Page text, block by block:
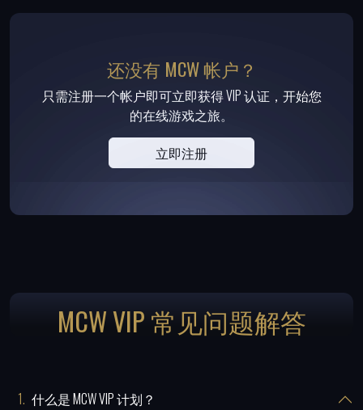
还没有 MCW 帐户？
只需注册一个帐户即可立即获得 VIP 认证，开始您
的在线游戏之旅。
立即注册
MCW VIP 常见问题解答
1. 什么是 MCW VIP 计划？